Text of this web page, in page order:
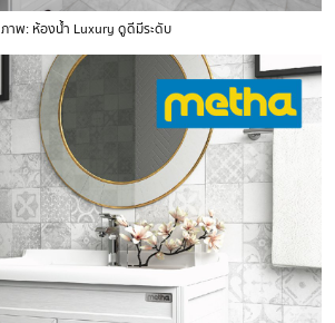
ภาพ: ห้องน้ำ Luxury ดูดีมีระดับ